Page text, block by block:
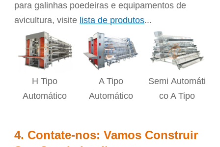
para galinhas poedeiras e equipamentos de
avicultura, visite lista de produtos...
H Tipo
Automático
A Tipo
Automático
Semi Automáti
co A Tipo
4. Contate-nos: Vamos Construir